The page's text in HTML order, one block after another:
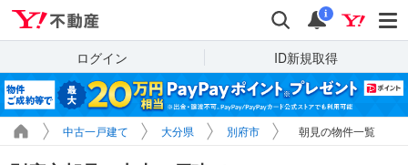
検索 通知
i
ログイン ID新規取得
中古一戸建て 大分県 別府市 朝見の物件一覧